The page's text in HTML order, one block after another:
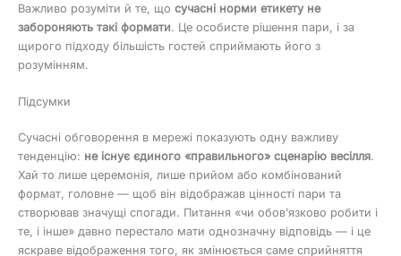
Важливо розуміти й те, що сучасні норми етикету не
забороняють такі формати. Це особисте рішення пари, і за
щирого підходу більшість гостей сприймають його з
розумінням.
Підсумки
Сучасні обговорення в мережі показують одну важливу
тенденцію: не існує єдиного «правильного» сценарію весілля.
Хай то лише церемонія, лише прийом або комбінований
формат, головне — щоб він відображав цінності пари та
створював значущі спогади. Питання «чи обов’язково робити і
те, і інше» давно перестало мати однозначну відповідь — і це
яскраве відображення того, як змінюється саме сприйняття